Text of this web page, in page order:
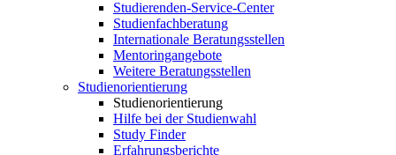
Studierenden-Service-Center
Studienfachberatung
Internationale Beratungsstellen
Mentoringangebote
Weitere Beratungsstellen
Studienorientierung
Studienorientierung
Hilfe bei der Studienwahl
Study Finder
Erfahrungsberichte